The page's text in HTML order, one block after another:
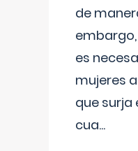
de
es
mujeres
que
cua...